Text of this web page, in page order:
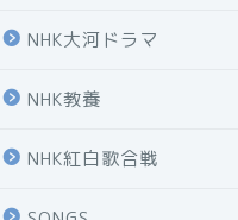
NHK大河ドラマ
NHK教養
NHK紅白歌合戦